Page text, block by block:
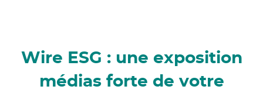
Wire ESG : une exposition
médias forte de votre